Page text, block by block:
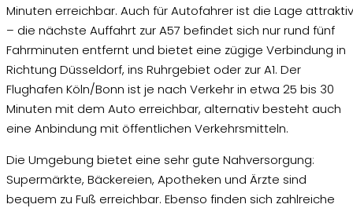
Minuten erreichbar. Auch für Autofahrer ist die Lage attraktiv
– die nächste Auffahrt zur A57 befindet sich nur rund fünf
Fahrminuten entfernt und bietet eine zügige Verbindung in
Richtung Düsseldorf, ins Ruhrgebiet oder zur A1. Der
Flughafen Köln/Bonn ist je nach Verkehr in etwa 25 bis 30
Minuten mit dem Auto erreichbar, alternativ besteht auch
eine Anbindung mit öffentlichen Verkehrsmitteln.
Die Umgebung bietet eine sehr gute Nahversorgung:
Supermärkte, Bäckereien, Apotheken und Ärzte sind
bequem zu Fuß erreichbar. Ebenso finden sich zahlreiche